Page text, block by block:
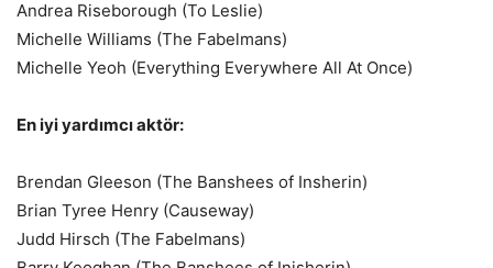
Andrea Riseborough (To Leslie)
Michelle Williams (The Fabelmans)
Michelle Yeoh (Everything Everywhere All At Once)
En iyi yardımcı aktör:
Brendan Gleeson (The Banshees of Insherin)
Brian Tyree Henry (Causeway)
Judd Hirsch (The Fabelmans)